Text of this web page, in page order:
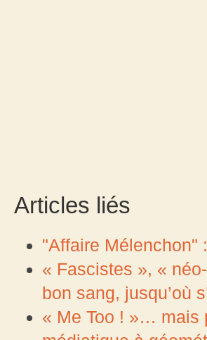
Articles liés
"Affaire Mélenchon"
« Fascistes », «
bon sang, jusqu’où
« Me Too ! »… mais